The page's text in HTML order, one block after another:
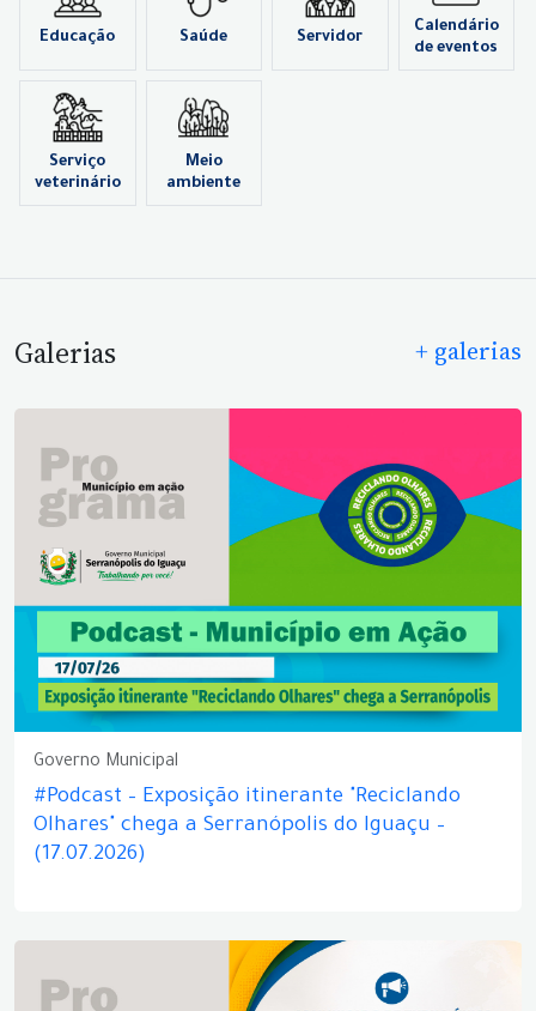
Educação Saúde Servidor
Calendário
de eventos
Serviço
veterinário
Meio
ambiente
Galerias + galerias
Governo Municipal
#Podcast – Exposição itinerante "Reciclando
Olhares" chega a Serranópolis do Iguaçu –
(17.07.2026)